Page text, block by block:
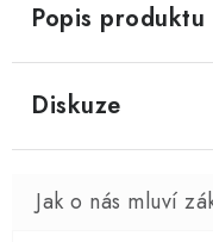
Popis produktu
Diskuze